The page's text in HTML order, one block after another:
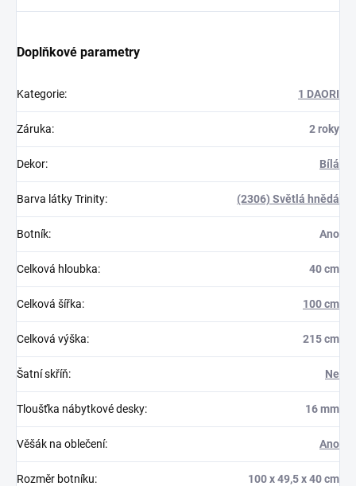
Doplňkové parametry
Kategorie: 1 DAORI
Záruka: 2 roky
Dekor: Bílá
Barva látky Trinity: (2306) Světlá hnědá
Botník: Ano
Celková hloubka: 40 cm
Celková šířka: 100 cm
Celková výška: 215 cm
Šatní skříň: Ne
Tloušťka nábytkové desky: 16 mm
Věšák na oblečení: Ano
Rozměr botníku: 100 x 49,5 x 40 cm